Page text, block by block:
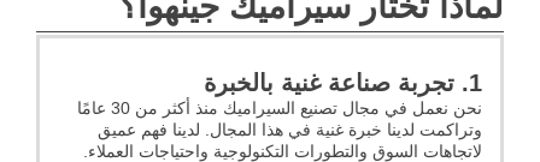
1. تجربة صناعة غنية بالخبرة
نحن نعمل في مجال تصنيع السيراميك منذ أكثر من 30 عامًا
وتراكمت لدينا خبرة غنية في هذا المجال. لدينا فهم عميق
لاتجاهات السوق والتطورات التكنولوجية واحتياجات العملاء.